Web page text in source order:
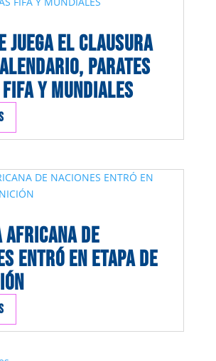
JUEGA EL CLAUSURA
PARATES
Y MUNDIALES
AFRICANA DE
ENTRÓ EN ETAPA DE